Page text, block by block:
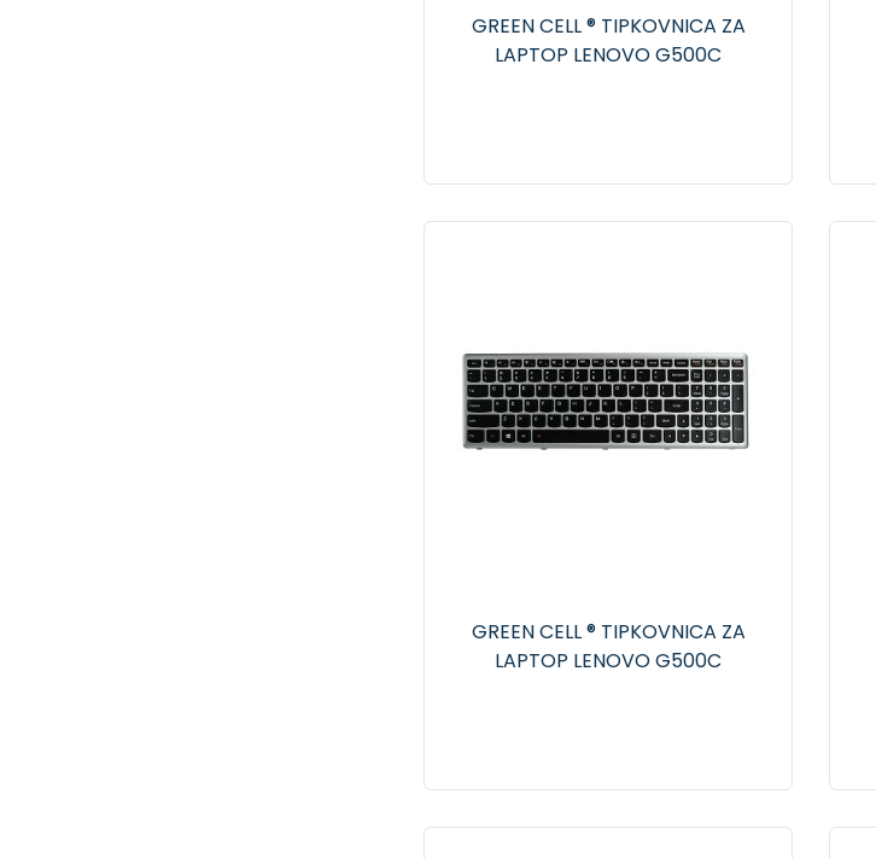
GREEN CELL ® TIPKOVNICA ZA
LAPTOP LENOVO G500C
GREEN CELL ® TIPKOVNICA ZA
LAPTOP LENOVO G500C